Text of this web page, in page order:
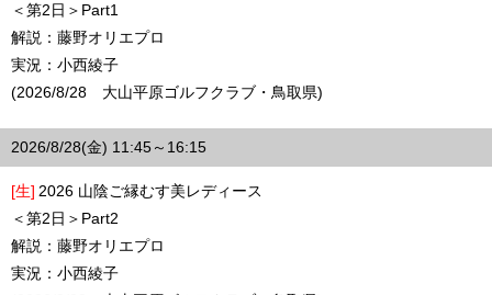
＜第2日＞Part1
解説：藤野オリエプロ
実況：小西綾子
(2026/8/28 大山平原ゴルフクラブ・鳥取県)
2026/8/28(金) 11:45～16:15
[生] 2026 山陰ご縁むす美レディース
＜第2日＞Part2
解説：藤野オリエプロ
実況：小西綾子